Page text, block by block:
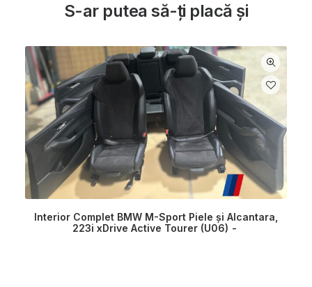
S-ar putea să-ți placă și
Interior Complet BMW M-Sport Piele și Alcantara,
223i xDrive Active Tourer (U06)